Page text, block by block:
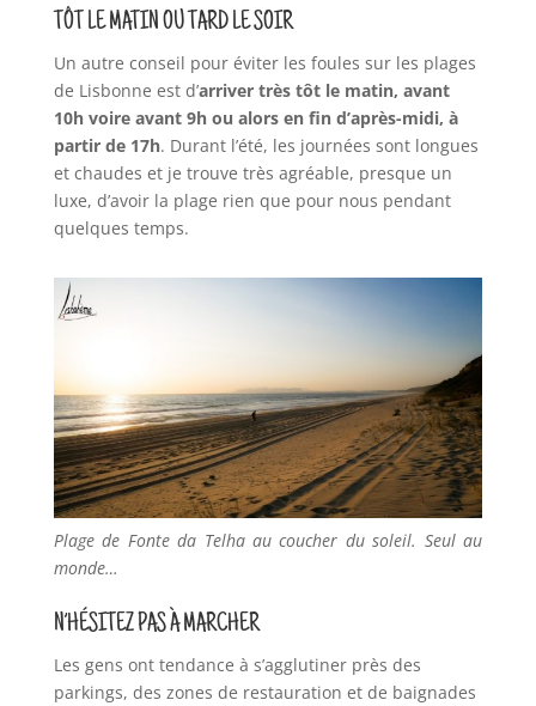
TÔT LE MATIN OU TARD LE SOIR
Un autre conseil pour éviter les foules sur les plages
de Lisbonne est d’arriver très tôt le matin, avant
10h voire avant 9h ou alors en fin d’après-midi, à
partir de 17h. Durant l’été, les journées sont longues
et chaudes et je trouve très agréable, presque un
luxe, d’avoir la plage rien que pour nous pendant
quelques temps.
Plage de Fonte da Telha au coucher du soleil. Seul au
monde…
N’HÉSITEZ PAS À MARCHER
Les gens ont tendance à s’agglutiner près des
parkings, des zones de restauration et de baignades